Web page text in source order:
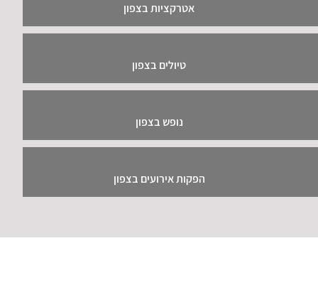
אטרקציות בצפון
טיולים בצפון
נופש בצפון
הפקות אירועים בצפון